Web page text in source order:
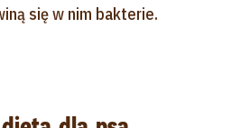
się w nim bakterie.